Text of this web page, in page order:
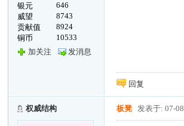
银元
646
威望
8743
贡献值
8924
铜币
10533
加关注
发消息
回复
权威结构 板凳 发表于: 07-08